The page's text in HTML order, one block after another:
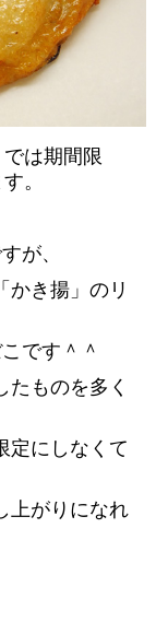
は期間限
。
が、
かき揚」のリ
です＾＾
ものを多く
定にしなくて
上がりになれ